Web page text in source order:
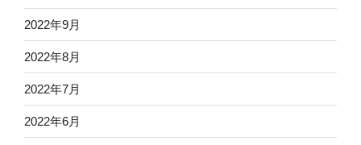
2022年9月
2022年8月
2022年7月
2022年6月